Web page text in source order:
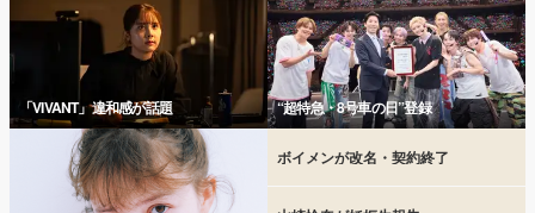
「VIVANT」違和感が話題 “超特急・8号車の日”登録
ボイメンが改名・契約終了